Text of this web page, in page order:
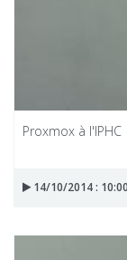
Proxmox à l'IPHC
14/10/2014 :